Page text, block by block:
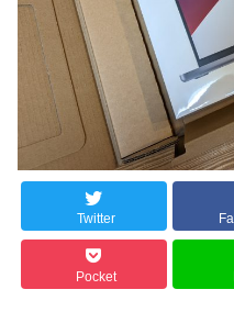
Twitter
Pocket